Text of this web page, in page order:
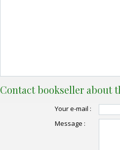
Contact bookseller about
Your e-mail :
Message :